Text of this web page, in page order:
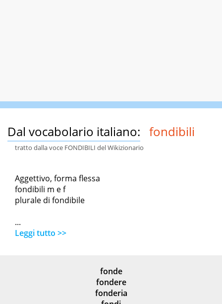
Dal vocabolario italiano: fondibili
tratto dalla voce FONDIBILI del Wikizionario
Aggettivo, forma flessa
fondibili m e f
plurale di fondibile
...
Leggi tutto >>
fonde
fondere
fonderia